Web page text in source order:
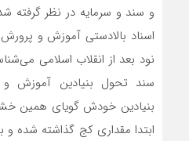
و سند و سرمایه در نظر گرفته
اسناد بالادستی آموزش و
نود بعد از انقلاب اسلامی
سند تحول بنیادین آموزش
بنیادین خودش گویای همین
ابتدا مقداری کج گذاشته شده و